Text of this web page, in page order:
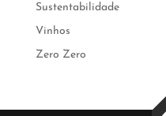
Sustentabilidade
Vinhos
Zero Zero